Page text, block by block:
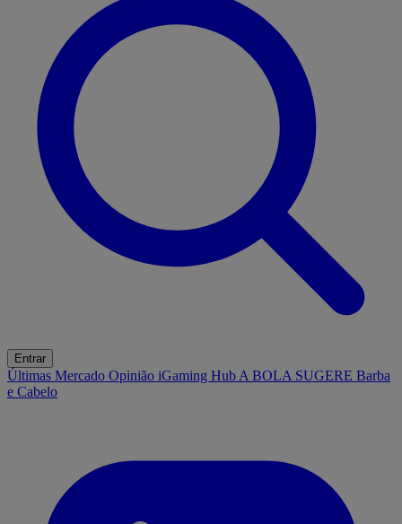
Entrar
Últimas Mercado Opinião iGaming Hub A BOLA SUGERE Barba
e Cabelo